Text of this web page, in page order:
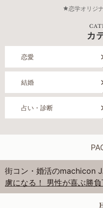
恋学オリジ
カ
恋愛
結婚
占い・診断
街コン・婚活のmachicon
虜になる！ 男性が喜ぶ勝